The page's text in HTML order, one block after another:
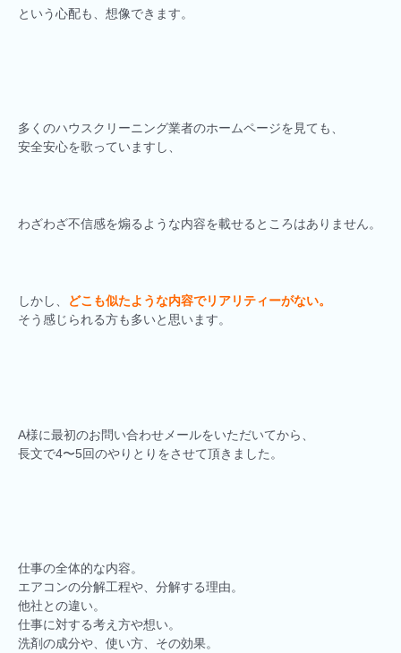
という心配も、想像できます。
多くのハウスクリーニング業者のホームページを見ても、
安全安心を歌っていますし、
わざわざ不信感を煽るような内容を載せるところはありません。
しかし、
どこも似たような内容でリアリティーがない。
そう感じられる方も多いと思います。
A様に最初のお問い合わせメールをいただいてから、
長文で4〜5回のやりとりをさせて頂きました。
仕事の全体的な内容。
エアコンの分解工程や、分解する理由。
他社との違い。
仕事に対する考え方や想い。
洗剤の成分や、使い方、その効果。